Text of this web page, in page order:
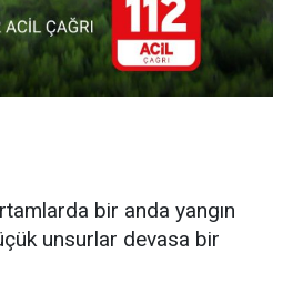
bir anda yangın
unsurlar devasa bir